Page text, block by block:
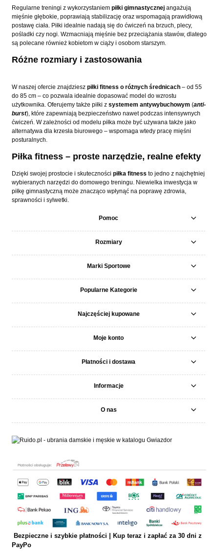
Regularne treningi z wykorzystaniem piłki gimnastycznej angażują
mięśnie głębokie, poprawiają stabilizację oraz wspomagają prawidłową
postawę ciała. Piłki idealnie nadają się do ćwiczeń na brzuch, plecy,
pośladki czy nogi. Wzmacniają mięśnie bez przeciążania stawów, dlatego
są polecane również kobietom w ciąży i osobom starszym.
Różne rozmiary i zastosowania
W naszej ofercie znajdziesz piłki fitness o różnych średnicach – od 55
do 85 cm – co pozwala idealnie dopasować model do wzrostu
użytkownika. Oferujemy także piłki z systemem antywybuchowym (anti-
burst), które zapewniają bezpieczeństwo nawet podczas intensywnych
ćwiczeń. W zależności od modelu piłka może być używana także jako
alternatywa dla krzesła biurowego – wspomaga wtedy pracę mięśni
posturalnych.
Piłka fitness – proste narzędzie, realne efekty
Dzięki swojej prostocie i skuteczności piłka fitness to jedno z najchętniej
wybieranych narzędzi do domowego treningu. Niewielka inwestycja w
piłkę gimnastyczną może znacząco wpłynąć na poprawę zdrowia,
sprawności i sylwetki.
Pomoc
Rozmiary
Marki Sportowe
Popularne Kategorie
Najczęściej kupowane
Moje konto
Płatności i dostawa
Informacje
O nas
Bezpieczne i szybkie płatności | Kup teraz i zapłać za 30 dni z
PayPo